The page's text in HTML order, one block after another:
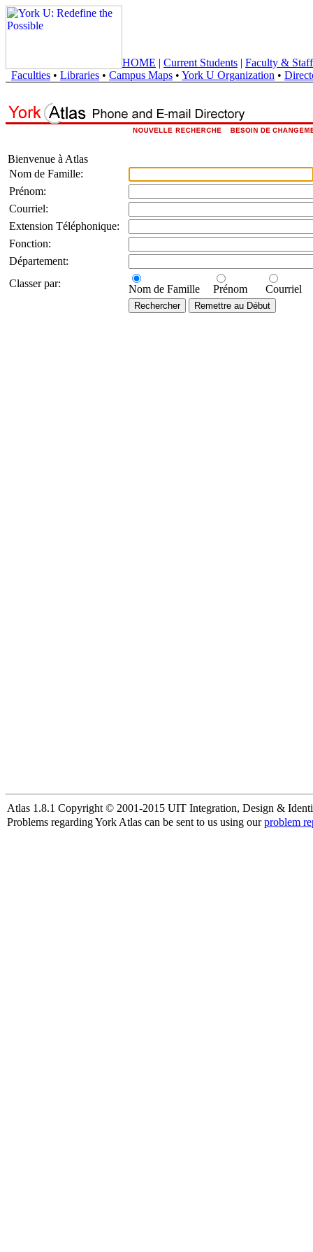
HOME | Current Students | Faculty & Staff
Faculties • Libraries • Campus Maps • York U Organization •
Bienvenue à Atlas
Nom de Famille:
Prénom:
Courriel:
Extension Téléphonique:
Fonction:
Département:
Classer par:
Nom de Famille Prénom Courriel
Atlas 1.8.1 Copyright © 2001-2015 UIT Integration, Design &
Problems regarding York Atlas can be sent to us using ourproblem